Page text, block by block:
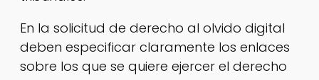
En la solicitud de derecho al olvido digital
deben especificar claramente los enlaces
sobre los que se quiere ejercer el derecho